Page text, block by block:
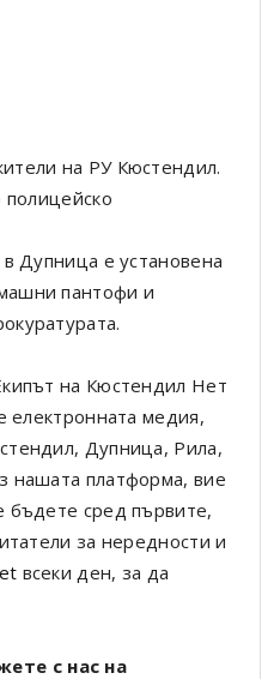
на РУ Кюстендил.
Дупница е установена
пантофи и
на Кюстендил Нет
електронната медия,
Дупница, Рила,
нашата платформа, вие
бъдете сред първите,
за нередности и
всеки ден, за да
с нас на